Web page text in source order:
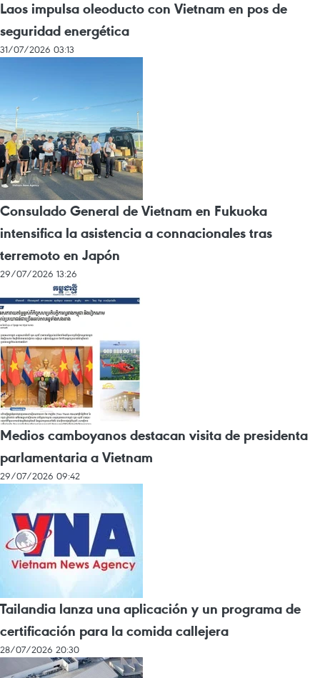
Laos impulsa oleoducto con Vietnam en pos de
seguridad energética
31/07/2026 03:13
Consulado General de Vietnam en Fukuoka
intensifica la asistencia a connacionales tras
terremoto en Japón
29/07/2026 13:26
Medios camboyanos destacan visita de presidenta
parlamentaria a Vietnam
29/07/2026 09:42
Tailandia lanza una aplicación y un programa de
certificación para la comida callejera
28/07/2026 20:30